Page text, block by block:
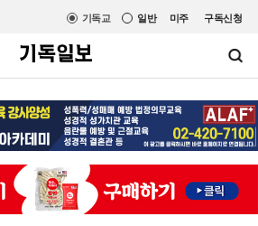
미주 구독신청
일반
기독교